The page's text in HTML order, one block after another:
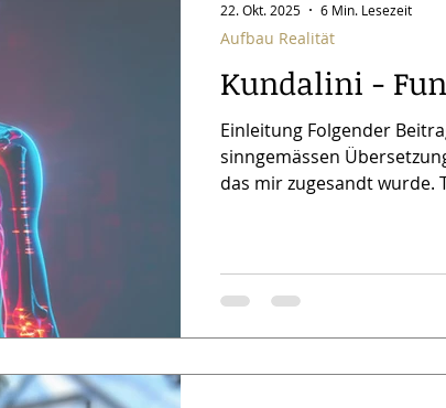
Kundalini -
Einleitung Folgender
sinngemässen
das mir zugesandt wurde.
Erläuterungen als
Ende das original Video
Ich kann nur jedem
Aufbau Realität
22. Okt. 2025 6 Min. Lesezeit